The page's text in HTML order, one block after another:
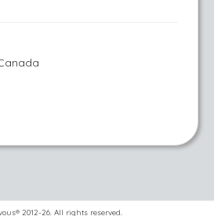
2012-26. All rights reserved.